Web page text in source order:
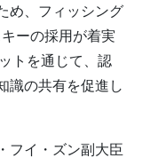
め、フィッシング
ーの採用が着実
トを通じて、認
識の共有を促進し
フイ・ズン副大臣